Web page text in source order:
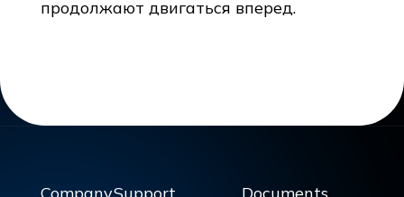
продолжают двигаться вперед.
CompanySupport Documents